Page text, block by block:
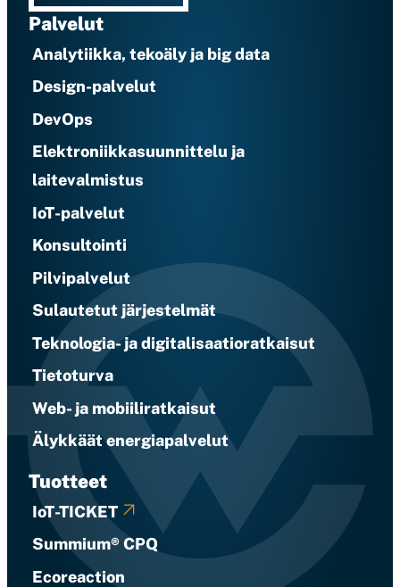
Palvelut
Analytiikka, tekoäly ja big data
Design-palvelut
DevOps
Elektroniikkasuunnittelu ja
laitevalmistus
IoT-palvelut
Konsultointi
Pilvipalvelut
Sulautetut järjestelmät
Teknologia- ja digitalisaatioratkaisut
Tietoturva
Web- ja mobiiliratkaisut
Älykkäät energiapalvelut
Tuotteet
IoT-TICKET
Summium® CPQ
Ecoreaction